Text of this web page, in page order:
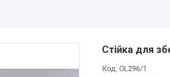
Стійка для
Код: OL296/1